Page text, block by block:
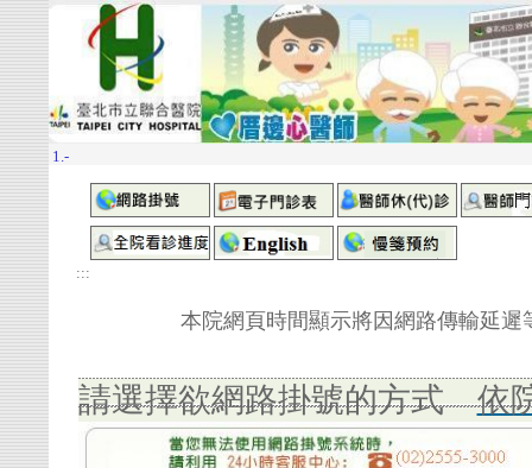
:::
本院網頁時間顯示將因網路傳輸延遲
請選擇欲網路掛號的方式 依